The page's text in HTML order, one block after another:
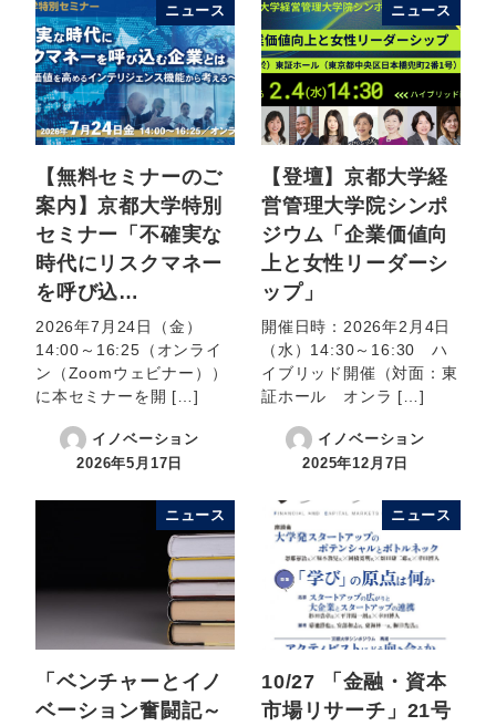
ニュース
【無料セミナーのご
案内】京都大学特別
セミナー「不確実な
時代にリスクマネー
を呼び込…
2026年7月24日（金）
14:00～16:25（オンライ
ン（Zoomウェビナー））
に本セミナーを開 […]
イノベーション
2026年5月17日
ニュース
【登壇】京都大学経
営管理大学院シンポ
ジウム「企業価値向
上と女性リーダーシ
ップ」
開催日時：2026年2月4日
（水）14:30～16:30 ハ
イブリッド開催（対面：東
証ホール オンラ […]
イノベーション
2025年12月7日
ニュース
「ベンチャーとイノ
ベーション奮闘記～
ニュース
10/27 「金融・資本
市場リサーチ」21号